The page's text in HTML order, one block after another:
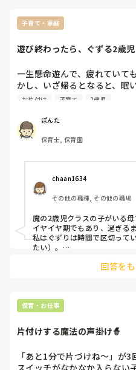
もうほんとに腹が立って仕方
明日、朝に理事と園長に整骨
もらえますか？と言うつもりで
本当に腹が立ちます。
自転車で帰れる距離の先生ら
私は1人この膨大な数の封筒
今日は血管切れそうでした…
いつも文句言わず雑務もやっ
なんで？
嫌な顔ひとつせずやっているの
とりあえず明日も遅バスなの
お金の確認をするのですが、
もう嫌…
3月まで頑張らずに辞めよう
めっちゃ怒り奮闘して書いた
手が出てしまうのか、走り回
解力が低いのか、、、
える、足に刺激を入れること
るといいかもしれません！
伸び縮みするゴムなどくくり
子育て・家庭
遊び終わったら、ぐずる2歳児
一生懸命遊んで、疲れていて
かし、いざ帰るとなると、眠
どなどとなること多々ありま
お片付け 子育て 2歳児
ぽんた
保育士, 保育園
chaan1634
その他の職種, その他の職場
魔の2歳児クラスの子がいる母
イヤイヤ期でもあり、過ぎる
私はぐずりは時間で区切って
たい）。
イヤイヤぐずりも成長のステ
みなさんがんばりましょう。
回答を
保育・お仕事
片付けする魔法の声掛け🧙
「あと1分で片づけね〜」が
スイッチがなかなか入らない